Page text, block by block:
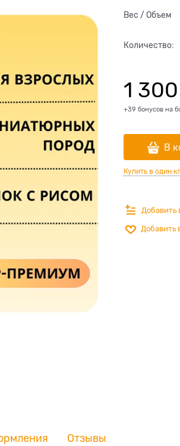
Вес / Объем
Количество:
1 300
+39 бонусов на
В
Купить в один
Добавить
Добавить
Отзывы